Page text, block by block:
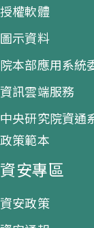
授權軟體
圖示資料
院本部應用系統
資訊雲端服務
中央研究院資通
政策範本
資安專區
資安政策